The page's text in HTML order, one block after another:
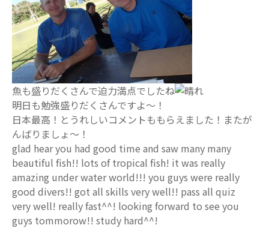
魚も盛りだくさんで迫力満点でしたね
明日も勉強盛りだくさんですよ～！
日本最高！とうれしいコメントももらえました！またが
んばりましょ～！
glad hear you had good time and saw many many
beautiful fish!! lots of tropical fish! it was really
amazing under water world!!! you guys were really
good divers!! got all skills very well!! pass all quiz
very well! really fast^^! looking forward to see you
guys tommorow!! study hard^^!